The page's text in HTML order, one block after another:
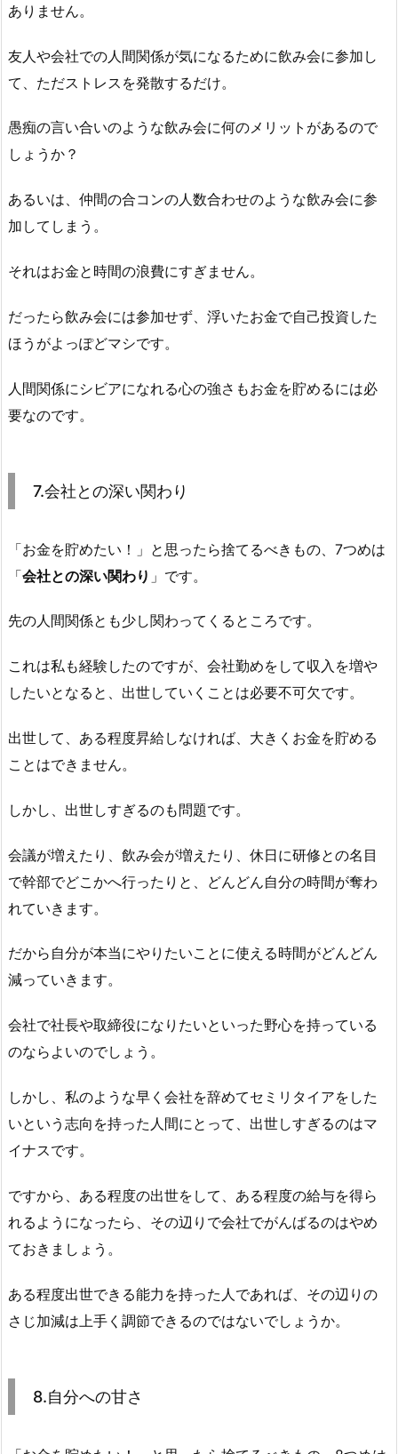
ありません。
友人や会社での人間関係が気になるために飲み会に参加し
て、ただストレスを発散するだけ。
愚痴の言い合いのような飲み会に何のメリットがあるので
しょうか？
あるいは、仲間の合コンの人数合わせのような飲み会に参
加してしまう。
それはお金と時間の浪費にすぎません。
だったら飲み会には参加せず、浮いたお金で自己投資した
ほうがよっぽどマシです。
人間関係にシビアになれる心の強さもお金を貯めるには必
要なのです。
7.会社との深い関わり
「お金を貯めたい！」と思ったら捨てるべきもの、7つめは
「会社との深い関わり 」です。
先の人間関係とも少し関わってくるところです。
これは私も経験したのですが、会社勤めをして収入を増や
したいとなると、出世していくことは必要不可欠です。
出世して、ある程度昇給しなければ、大きくお金を貯める
ことはできません。
しかし、出世しすぎるのも問題です。
会議が増えたり、飲み会が増えたり、休日に研修との名目
で幹部でどこかへ行ったりと、どんどん自分の時間が奪わ
れていきます。
だから自分が本当にやりたいことに使える時間がどんどん
減っていきます。
会社で社長や取締役になりたいといった野心を持っている
のならよいのでしょう。
しかし、私のような早く会社を辞めてセミリタイアをした
いという志向を持った人間にとって、出世しすぎるのはマ
イナスです。
ですから、ある程度の出世をして、ある程度の給与を得ら
れるようになったら、その辺りで会社でがんばるのはやめ
ておきましょう。
ある程度出世できる能力を持った人であれば、その辺りの
さじ加減は上手く調節できるのではないでしょうか。
8.自分への甘さ